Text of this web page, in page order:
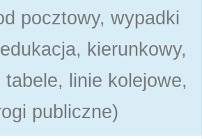
pocztowy, wypadki
kierunkowy,
linie kolejowe,
publiczne)